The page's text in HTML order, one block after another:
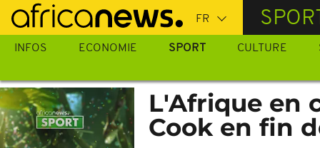
Passer
au
contenu
INFOS ECONOMIE SPORT CULTURE
L'Afrique en
Cook en fin